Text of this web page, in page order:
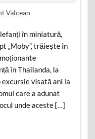
Valcean
în miniatură,
„Moby”, trăiește în
în Thailanda, la
excursie visată ani la
care a adunat
unde aceste […]